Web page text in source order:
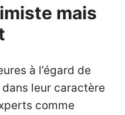
mais
à l’égard de
leur caractère
comme